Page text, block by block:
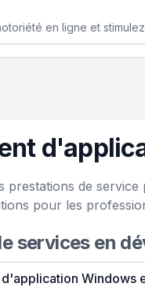
prestations de
pour les
services en
Windows